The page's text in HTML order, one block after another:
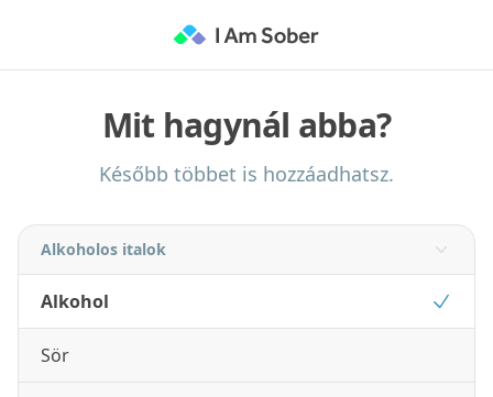
Mit hagynál abba?
Később többet is hozzáadhatsz.
Alkoholos italok
Alkohol
Sör